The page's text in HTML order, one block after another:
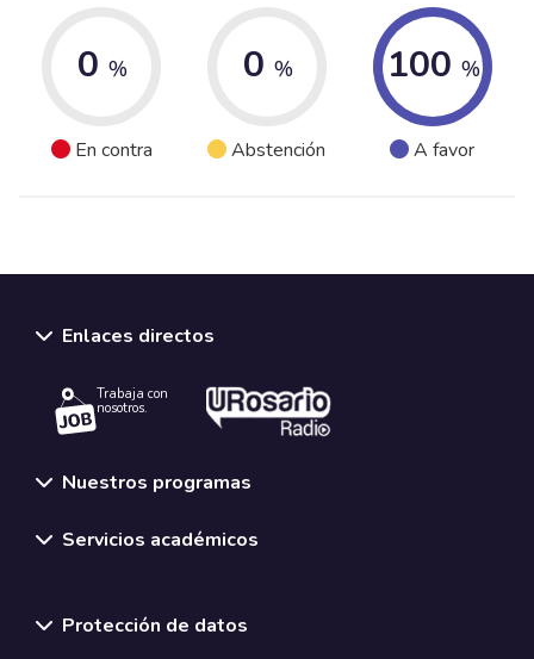
0 %
En contra
0 %
Abstención
100 %
A favor
Enlaces directos
Trabaja con
nosotros.
Nuestros programas
Servicios académicos
Protección de datos